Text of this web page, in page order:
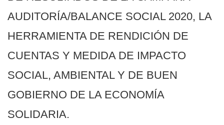
AUDITORÍA/BALANCE SOCIAL 2020, LA
HERRAMIENTA DE RENDICIÓN DE
CUENTAS Y MEDIDA DE IMPACTO
SOCIAL, AMBIENTAL Y DE BUEN
GOBIERNO DE LA ECONOMÍA
SOLIDARIA.